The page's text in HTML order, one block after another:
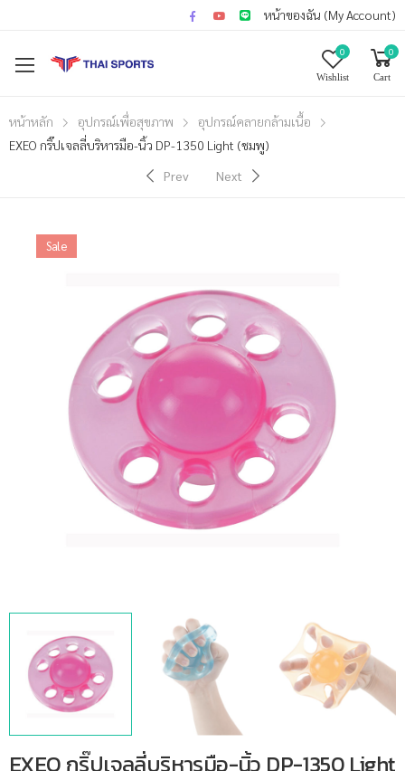
หน้าของฉัน (My Account)
0
Wishlist
0
Cart
หน้าหลัก อุปกรณ์เพื่อสุขภาพ
อุปกรณ์คลายกล้ามเนื้อ
EXEO กริ๊ปเจลลี่บริหารมือ-นิ้ว DP-1350 Light (ชมพู)
Prev
Next
Sale
EXEO กริ๊ปเจลลี่บริหารมือ-นิ้ว DP-1350 Light